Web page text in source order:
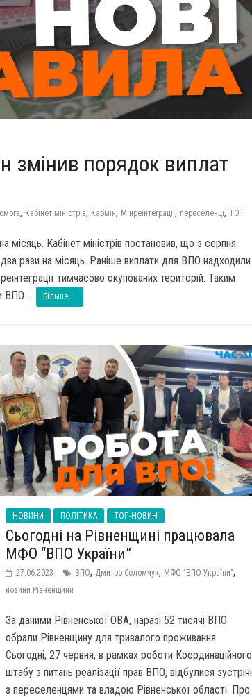
змінив порядок виплат
, Кабінет міністрів, Кабмін, Мінреінтеграції, переселенці, ТОТ
Кабінет міністрів постановив, що з серпня
рази на місяць. Раніше виплати для ВПО надходили
тимчасово окупованих територій. Таким
ВПО ...
Більше ...
НОВИНИ ПОЛІТИКА ТОП-НОВИН
Сьогодні на Рівненщині працювала
МФО “ВПО України”
27.06.2023 ВПО, Дмитро Соломчук, МФО "ВПО України",
новини Рівненщини
За даними Рівненської ОВА, наразі 52 тисячі ВПО
обрали Рівненщину для тривалого проживання.
Сьогодні, 27 червня, в рамках роботи Координаційного
штабу з питань реалізації прав ВПО, відбулися зустрічі
з переселенцями та владою Рівненської області. Про